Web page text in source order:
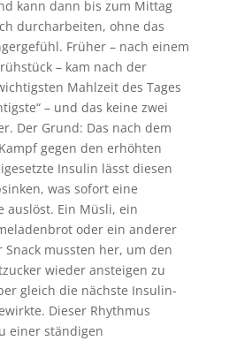
kann dann bis zum Mittag
durcharbeiten, ohne das
Früher – nach einem
– kam nach der
Mahlzeit des Tages
– und das keine zwei
Der Grund: Das nach dem
gegen den erhöhten
Insulin lässt diesen
was sofort eine
auslöst. Ein Müsli, ein
oder ein anderer
Snack mussten her, um den
wieder ansteigen zu
gleich die nächste Insulin-
Dieser Rhythmus
einer ständigen